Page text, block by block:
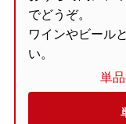
でどうぞ。
ワインやビール
い。
単